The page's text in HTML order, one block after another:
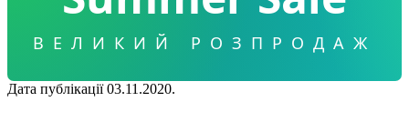
ВЕЛИКИЙ РОЗПРОДАЖ
Дата публікації 03.11.2020.